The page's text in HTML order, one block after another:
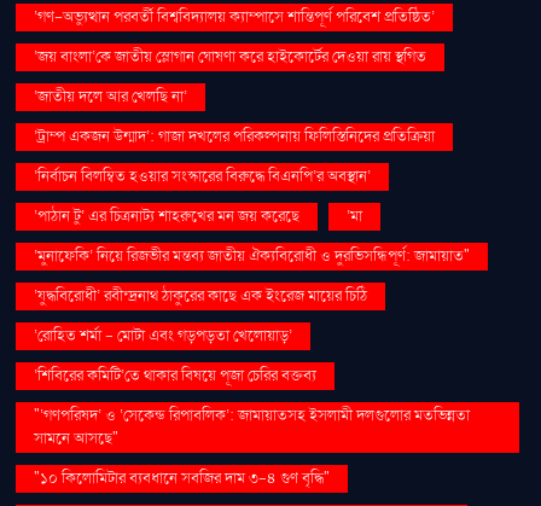
‘গণ–অভ্যুত্থান পরবর্তী বিশ্ববিদ্যালয় ক্যাম্পাসে শান্তিপূর্ণ পরিবেশ প্রতিষ্ঠিত’
‘জয় বাংলা’কে জাতীয় স্লোগান ঘোষণা করে হাইকোর্টের দেওয়া রায় স্থগিত
‘জাতীয় দলে আর খেলছি না’
‘ট্রাম্প একজন উন্মাদ’: গাজা দখলের পরিকল্পনায় ফিলিস্তিনিদের প্রতিক্রিয়া
‘নির্বাচন বিলম্বিত হওয়ার সংস্কারের বিরুদ্ধে বিএনপি’র অবস্থান’
‘পাঠান টু’ এর চিত্রনাট্য শাহরুখের মন জয় করেছে
‘মা
‘মুনাফেকি’ নিয়ে রিজভীর মন্তব্য জাতীয় ঐক্যবিরোধী ও দুরভিসন্ধিপূর্ণ: জামায়াত"
‘যুদ্ধবিরোধী’ রবীন্দ্রনাথ ঠাকুরের কাছে এক ইংরেজ মায়ের চিঠি
‘রোহিত শর্মা - মোটা এবং গড়পড়তা খেলোয়াড়’
‘শিবিরের কমিটি’তে থাকার বিষয়ে পূজা চেরির বক্তব্য
"‘গণপরিষদ’ ও ‘সেকেন্ড রিপাবলিক’: জামায়াতসহ ইসলামী দলগুলোর মতভিন্নতা
সামনে আসছে"
"১০ কিলোমিটার ব্যবধানে সবজির দাম ৩-৪ গুণ বৃদ্ধি"